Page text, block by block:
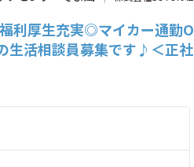
福利厚生充実◎マイカー通勤O
生活相談員募集です♪＜正社